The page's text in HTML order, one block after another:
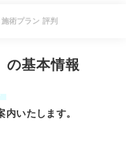
施術プラン 評判
の基本情報
いたします。